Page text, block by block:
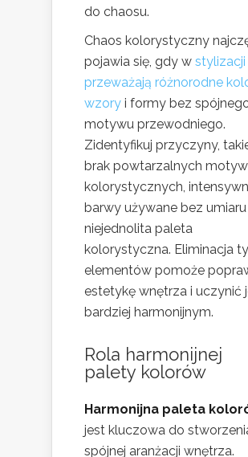
do chaosu.
Chaos kolorystyczny
pojawia się, gdy w stylizacji
przeważają różnorodne
wzory i formy bez
motywu przewodniego.
Zidentyfikuj przyczyny,
brak powtarzalnych
kolorystycznych,
barwy używane bez
niejednolita paleta
kolorystyczna. Eliminacja
elementów pomoże
estetykę wnętrza i uczynić
bardziej harmonijnym.
Rola harmonijnej
palety kolorów
Harmonijna paleta
jest kluczowa do
spójnej aranżacji wnętrza.